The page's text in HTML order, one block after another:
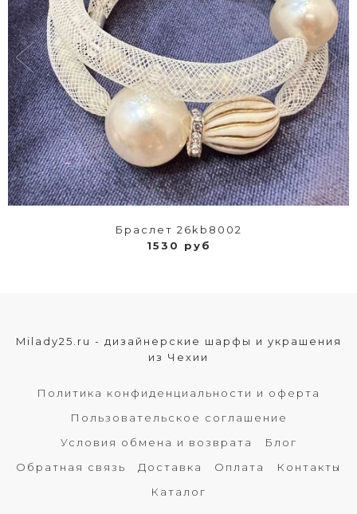
Браслет 26kb8002
1530 руб
Milady25.ru - дизайнерские шарфы и украшения
из Чехии
Политика конфиденциальности и оферта
Пользовательское соглашение
Условия обмена и возврата
Блог
Обратная связь
Доставка Оплата
Контакты
Каталог